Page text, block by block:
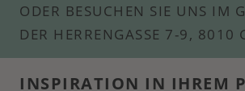
ODER BESUCHEN SIE UNS IM
DER HERRENGASSE 7-9, 8010
INSPIRATION IN IHREM